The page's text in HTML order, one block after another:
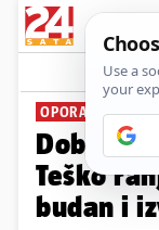
OPORAVLJA SE
Dobre
Teško
budan i